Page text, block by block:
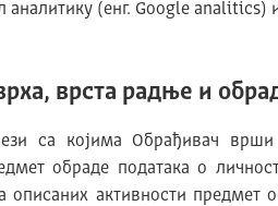
аналитику (енг. Google
врста радње и
са којима Обрађивач
обраде података о
активности